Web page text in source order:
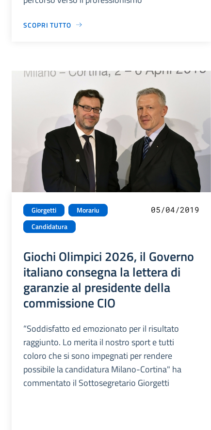
SCOPRI TUTTO
Giorgetti
Morariu
Candidatura
05/04/2019
Giochi Olimpici 2026, il Governo
italiano consegna la lettera di
garanzie al presidente della
commissione CIO
“Soddisfatto ed emozionato per il risultato
raggiunto. Lo merita il nostro sport e tutti
coloro che si sono impegnati per rendere
possibile la candidatura Milano-Cortina" ha
commentato il Sottosegretario Giorgetti